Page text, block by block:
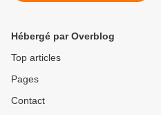
Hébergé par Overblog
Top articles
Pages
Contact